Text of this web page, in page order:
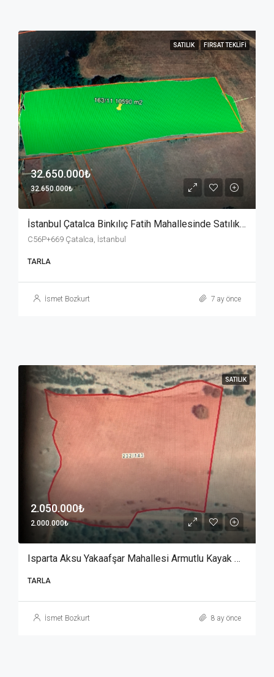
SATILIK FIRSAT TEKLIFI
32.650.000₺
32.650.000₺
İstanbul Çatalca Binkılıç Fatih Mahallesinde Satılık TARLA
C56P+669 Çatalca, İstanbul
TARLA
İsmet Bozkurt 7 ay önce
SATILIK
2.050.000₺
2.000.000₺
Isparta Aksu Yakaafşar Mahallesi Armutlu Kayak Mevkiinde TARLA
TARLA
İsmet Bozkurt 8 ay önce